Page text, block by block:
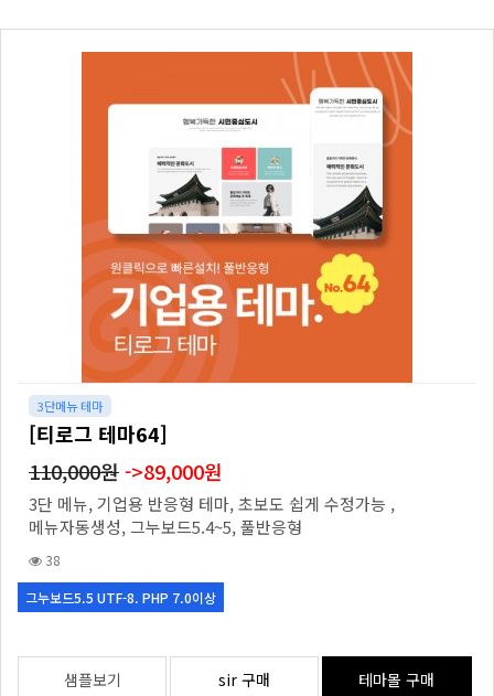
3단메뉴 테마
[티로그 테마64]
110,000원->89,000원
3단 메뉴, 기업용 반응형 테마, 초보도 쉽게 수정가능 ,
메뉴자동생성, 그누보드5.4~5, 풀반응형
38
그누보드5.5 UTF-8. PHP 7.0이상
샘플보기 sir 구매 테마몰 구매